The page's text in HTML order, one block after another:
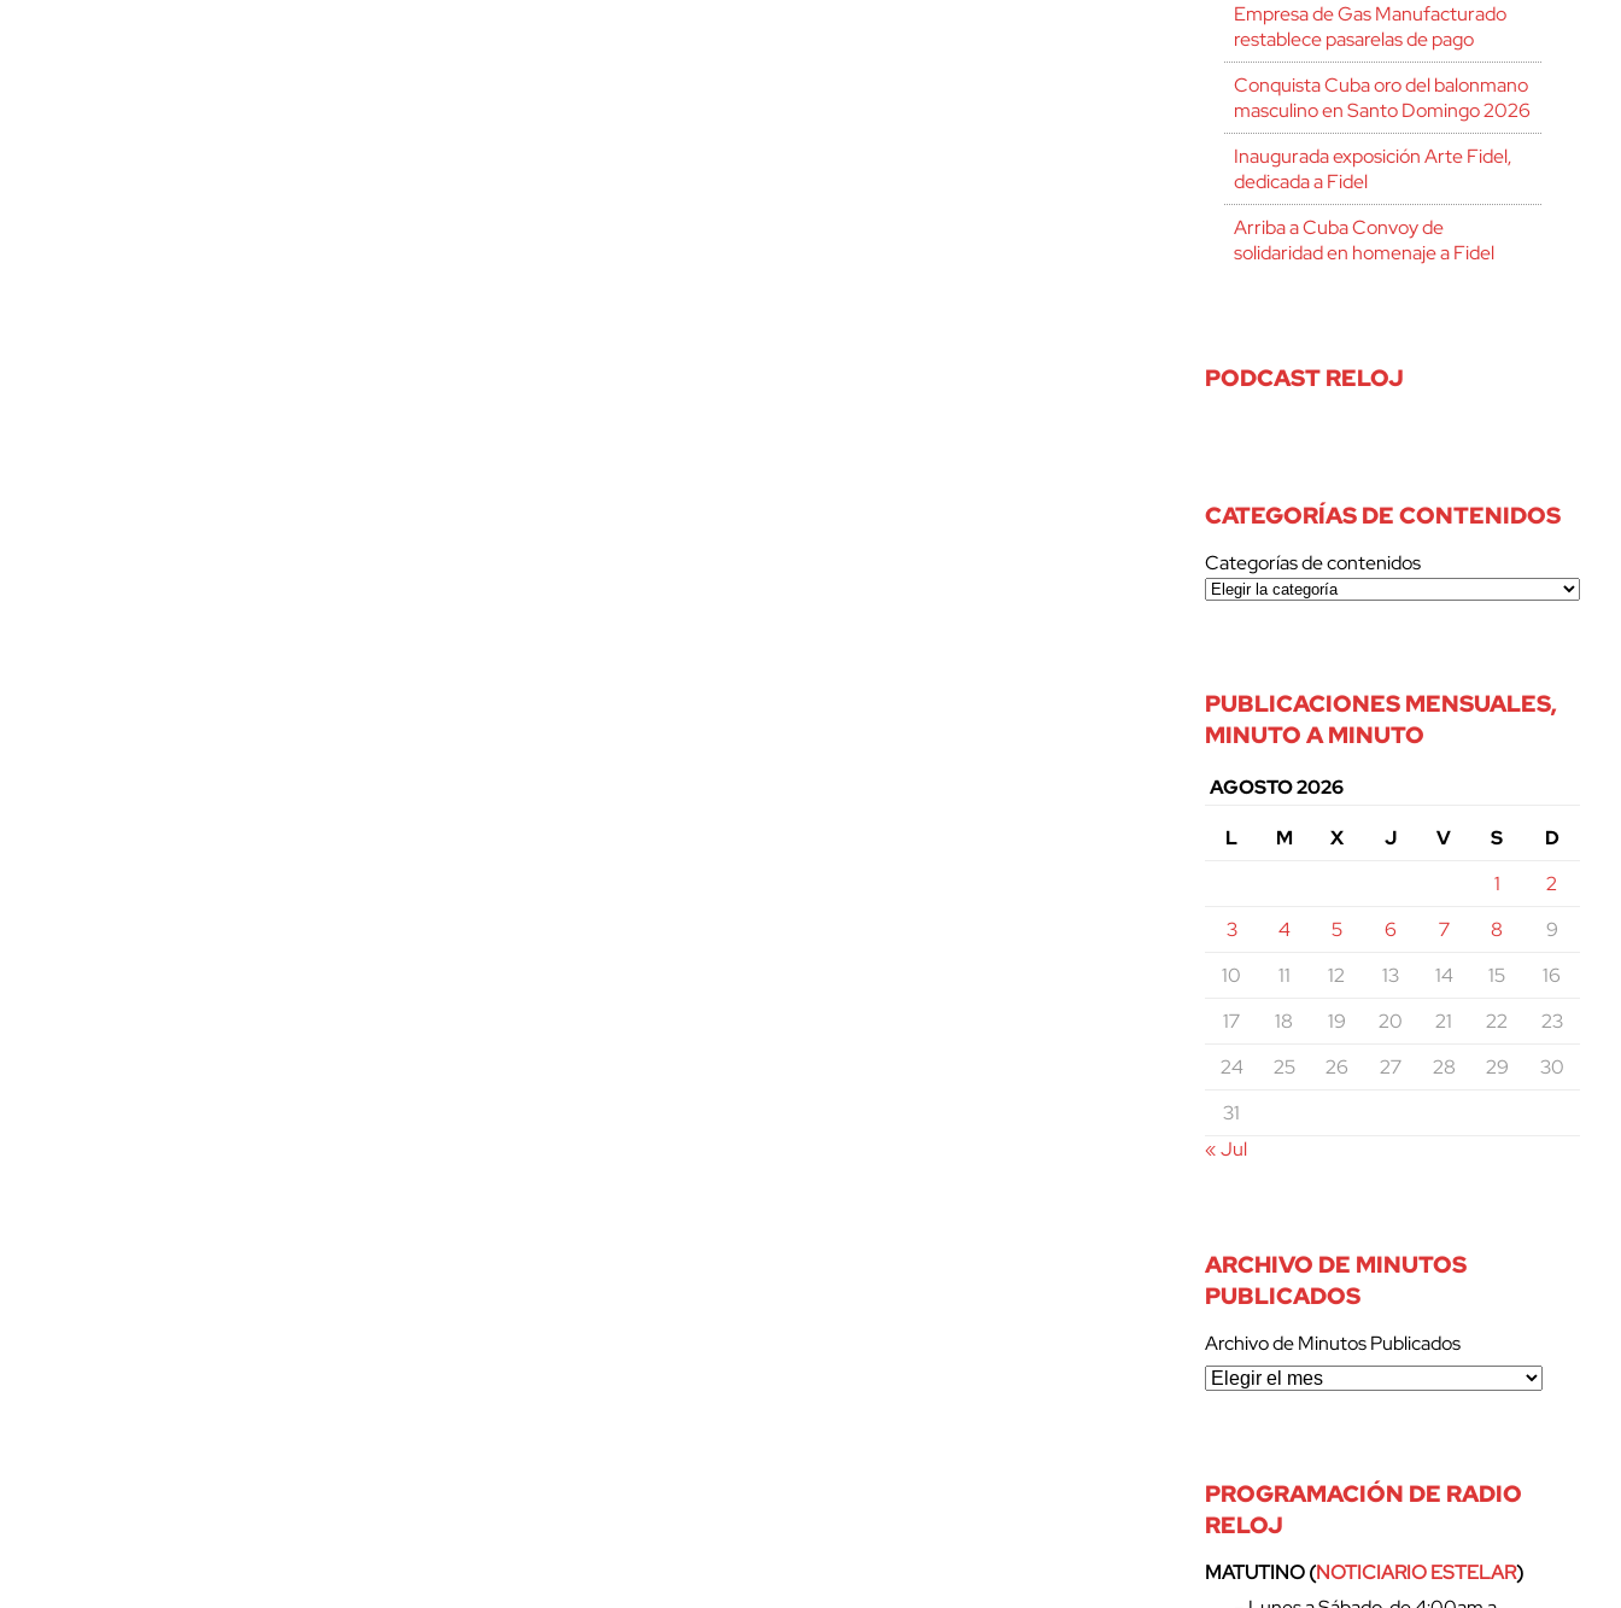
Empresa de Gas Manufacturado
restablece pasarelas de pago
Conquista Cuba oro del balonmano
masculino en Santo Domingo 2026
Inaugurada exposición Arte Fidel,
dedicada a Fidel
Arriba a Cuba Convoy de
solidaridad en homenaje a Fidel
PODCAST RELOJ
CATEGORÍAS DE CONTENIDOS
Categorías de contenidos
PUBLICACIONES MENSUALES,
MINUTO A MINUTO
AGOSTO 2026
L
M X J V S
D
1
2
3
4 5 6 7 8
9
10
11 12 13 14 15
16
17
18 19 20 21 22
23
24
25 26 27 28 29
30
31
« Jul
ARCHIVO DE MINUTOS
PUBLICADOS
Archivo de Minutos Publicados
PROGRAMACIÓN DE RADIO
RELOJ
MATUTINO (NOTICIARIO ESTELAR)